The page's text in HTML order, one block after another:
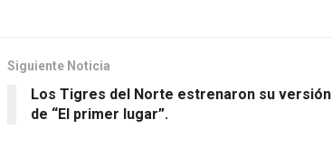
Siguiente Noticia
Los Tigres del Norte estrenaron su versión
de “El primer lugar”.